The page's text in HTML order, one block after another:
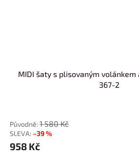
MIDI šaty s plisovaným volánkem
367-2
1 580 Kč
–39 %
958 Kč